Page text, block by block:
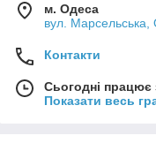
м. Одеса
вул. Марсельська,
Контакти
Сьогодні працює
Показати весь